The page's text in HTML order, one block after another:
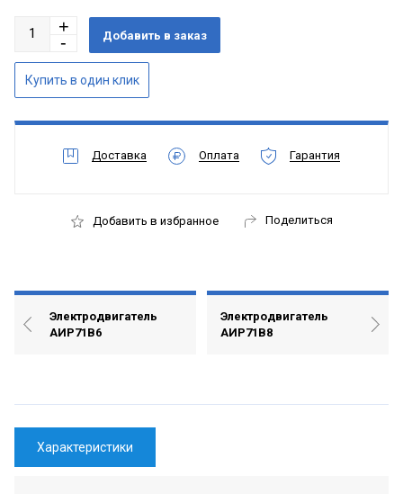
Доставка Оплата Гарантия
Добавить в избранное Поделиться
Электродвигатель
АИР71В6
Электродвигатель
АИР71В8
Характеристики